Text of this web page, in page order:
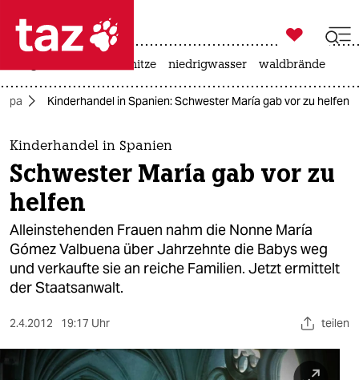
 taz zahl ich
taz zahl ich
themen
politik
öko
gesellschaft
kultur
sport
berlin

taz zahl ich
hitze niedrigwasser waldbrände
Kinderhandel in Spanien: Schwester María gab vor zu helfen
Kinderhandel in Spanien
Schwester María gab vor zu
helfen
Alleinstehenden Frauen nahm die Nonne María
Gómez Valbuena über Jahrzehnte die Babys weg
und verkaufte sie an reiche Familien. Jetzt ermittelt
der Staatsanwalt.
2.4.2012 19:17 Uhr teilen